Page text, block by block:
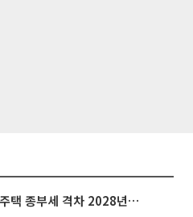
종부세 개편에도…1·3주택 종부세 격차 2028년부터 확대